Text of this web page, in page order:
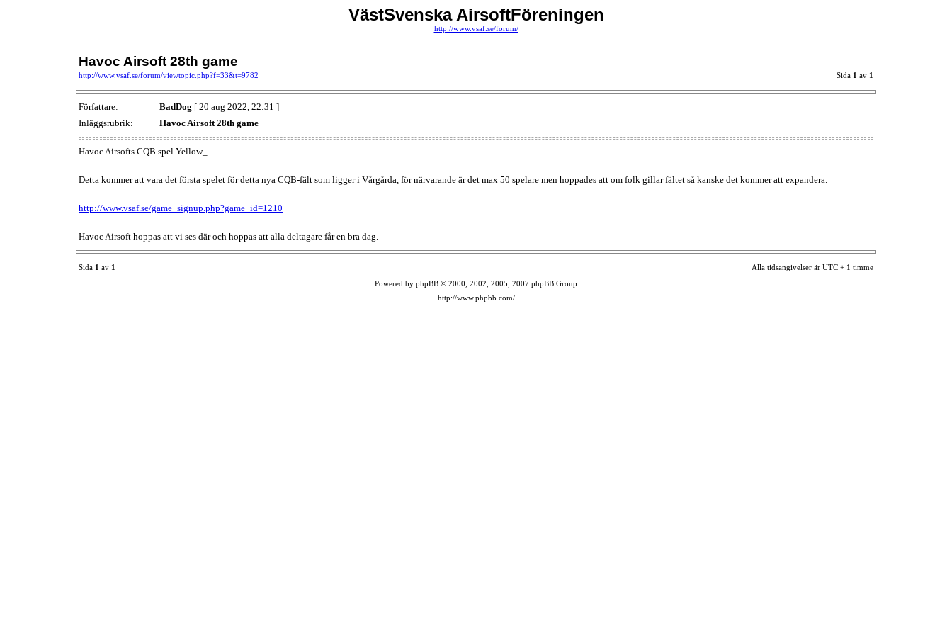
VästSvenska AirsoftFöreningen
http://www.vsaf.se/forum/
Havoc Airsoft 28th game
http://www.vsaf.se/forum/viewtopic.php?f=33&t=9782 Sida 1 av 1
Författare: BadDog [ 20 aug 2022, 22:31 ]
Inläggsrubrik:
Havoc Airsoft 28th game
Havoc Airsofts CQB spel Yellow_
Detta kommer att vara det första spelet för detta nya CQB-fält som ligger i Vårgårda, för närvarande är det max 50 spelare men hoppades att om folk gillar fältet så kanske det kommer att expandera.
http://www.vsaf.se/game_signup.php?game_id=1210
Havoc Airsoft hoppas att vi ses där och hoppas att alla deltagare får en bra dag.
Sida 1 av 1 Alla tidsangivelser är UTC + 1 timme
Powered by phpBB © 2000, 2002, 2005, 2007 phpBB Group
http://www.phpbb.com/